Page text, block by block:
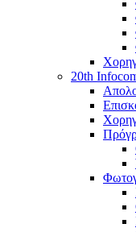
20th